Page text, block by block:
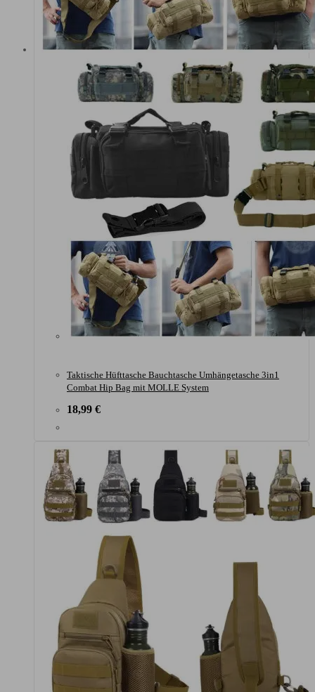
Taktische Hüfttasche Bauchtasche Umhängetasche 3in1
Combat Hip Bag mit MOLLE System
18,99 €